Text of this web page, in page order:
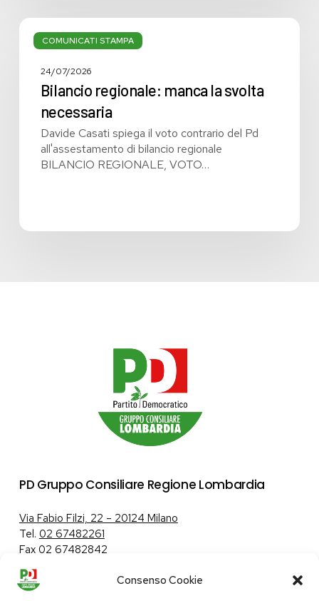
Consenso Cookie
COMUNICATI STAMPA
Bilancio
regionale:
svolta
24/07/2026
Bilancio regionale: manca la svolta
necessaria
Davide Casati spiega il voto contrario del Pd
all'assestamento di bilancio regionale
BILANCIO REGIONALE, VOTO…
PD Gruppo Consiliare Regione Lombardia
Via Fabio Filzi, 22 – 20124 Milano
Tel. 02 67482261
Fax 02 67482842
Tutela dei dati personali|Politica sui cookie